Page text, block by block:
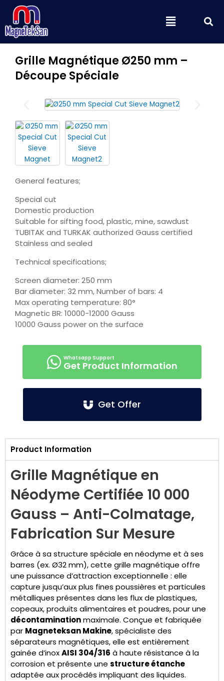
contenu
Menu
Grille Magnétique Ø250 mm –
Découpe Spéciale
General features;
Special cut
Domestic production
Suitable for sifting food, plastic, mine, sawdust
TUBITAK and TURKAK authorized Gauss certified
Stainless and sealed
Technical specifications;
Screen diameter: 250 mm
Bar diameter: 32 mm, Number of bars: 4
Max operating temperature: 80°
Magnetic BR: 10000-12000 Gauss
10000 Gauss power on the surface
Get Product Information
Get Offer
Product Information
Grille Magnétique en
Néodyme Certifiée 10 000
Gauss – Anti-Colmatage,
Fabrication Sur Mesure
Grâce à sa structure spéciale en néodyme et à ses
barres (ex. Ø32 mm), cette grille magnétique offre
une puissance d’attraction exceptionnelle : elle
capture jusqu’aux plus fines poussières et particules
métalliques présentes dans les flux de plastiques,
copeaux, produits alimentaires et poudres, pour une
décontaminationmaximale. Conçue et fabriquée
par Magneteksan Makine, spécialiste des
séparateurs magnétiques, elle est entièrement
gainée d’inoxAISI 304/316 à haute résistance à la
corrosion et présente une structure étanche
adaptée aux procédés impliquant des liquides.